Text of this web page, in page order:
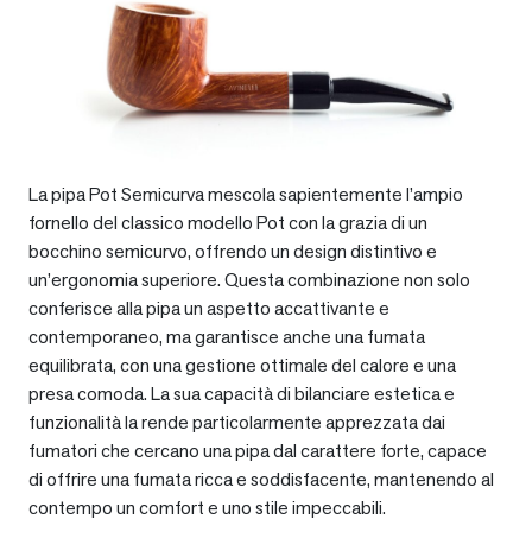
La pipa Pot Semicurva mescola sapientemente l’ampio
fornello del classico modello Pot con la grazia di un
bocchino semicurvo, offrendo un design distintivo e
un’ergonomia superiore. Questa combinazione non solo
conferisce alla pipa un aspetto accattivante e
contemporaneo, ma garantisce anche una fumata
equilibrata, con una gestione ottimale del calore e una
presa comoda. La sua capacità di bilanciare estetica e
funzionalità la rende particolarmente apprezzata dai
fumatori che cercano una pipa dal carattere forte, capace
di offrire una fumata ricca e soddisfacente, mantenendo al
contempo un comfort e uno stile impeccabili.